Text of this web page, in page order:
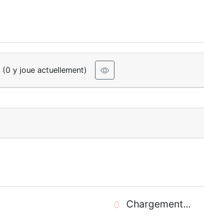
(0 y joue actuellement)
Chargement...